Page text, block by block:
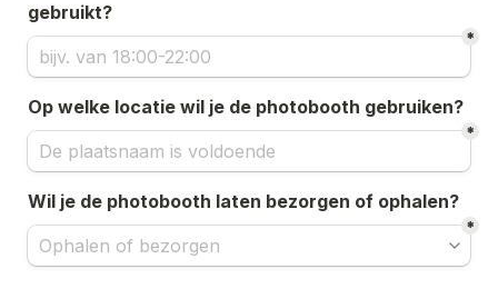
gebruikt?
*
Op welke locatie wil je de photobooth gebruiken?
*
Wil je de photobooth laten bezorgen of ophalen?
*